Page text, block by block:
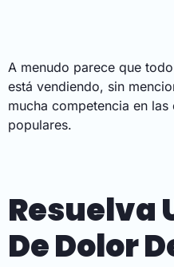
A menudo parece que
está vendiendo, sin
mucha competencia en
populares.
Resuelva
De Dolor